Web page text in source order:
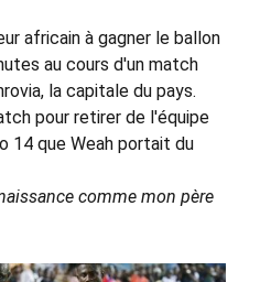
africain à gagner le ballon
au cours d'un match
la capitale du pays.
pour retirer de l'équipe
14 que Weah portait du
comme mon père